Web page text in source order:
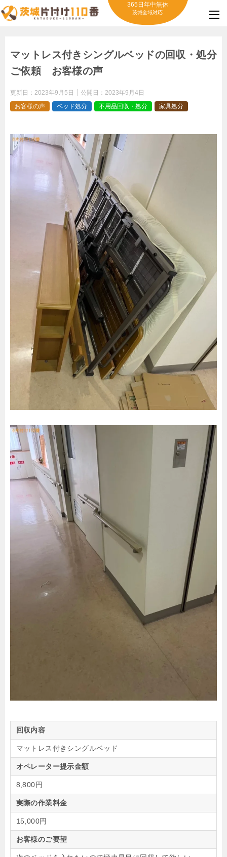
365日年中無休
茨城全域対応
マットレス付きシングルベッドの回収・処分
ご依頼 お客様の声
更新日： 2023年9月5日 公開日： 2023年9月4日
お客様の声
ベッド処分 不用品回収・処分 家具処分
回収内容
マットレス付きシングルベッド
オペレーター提示金額
8,800円
実際の作業料金
15,000円
お客様のご要望